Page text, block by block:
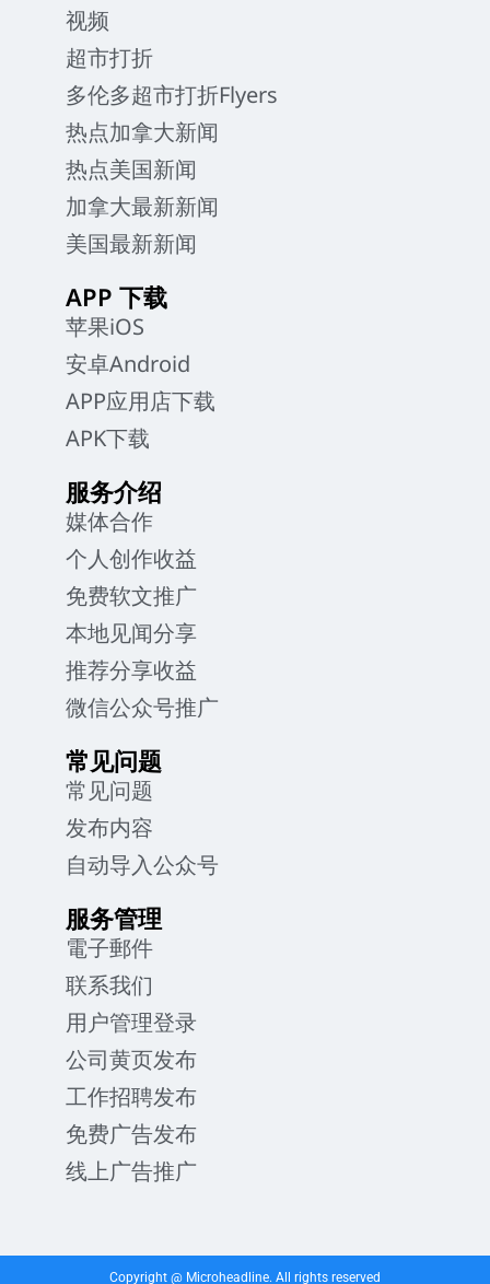
视频
超市打折
多伦多超市打折Flyers
热点加拿大新闻
热点美国新闻
加拿大最新新闻
美国最新新闻
APP 下载
苹果iOS
安卓Android
APP应用店下载
APK下载
服务介绍
媒体合作
个人创作收益
免费软文推广
本地见闻分享
推荐分享收益
微信公众号推广
常见问题
常见问题
发布内容
自动导入公众号
服务管理
電子郵件
联系我们
用户管理登录
公司黄页发布
工作招聘发布
免费广告发布
线上广告推广
Copyright @ Microheadline. All rights reserved